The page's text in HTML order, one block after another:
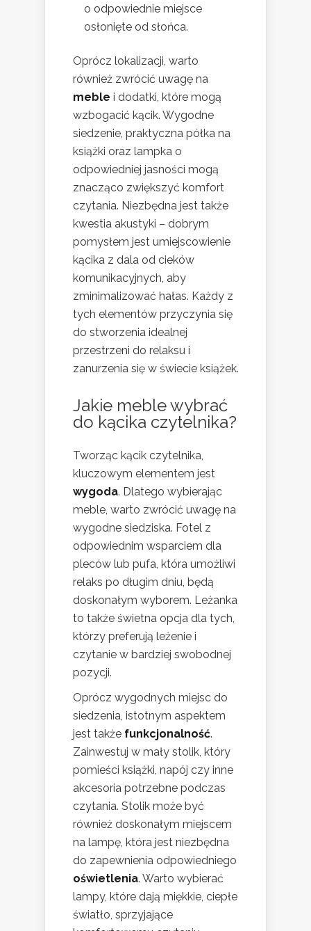
o odpowiednie miejsce
osłonięte od słońca.
Oprócz lokalizacji, warto
również zwrócić uwagę na
meble i dodatki, które mogą
wzbogacić kącik. Wygodne
siedzenie, praktyczna półka na
książki oraz lampka o
odpowiedniej jasności mogą
znacząco zwiększyć komfort
czytania. Niezbędna jest także
kwestia akustyki – dobrym
pomysłem jest umiejscowienie
kącika z dala od cieków
komunikacyjnych, aby
zminimalizować hałas. Każdy z
tych elementów przyczynia się
do stworzenia idealnej
przestrzeni do relaksu i
zanurzenia się w świecie książek.
Jakie meble wybrać
do kącika czytelnika?
Tworząc kącik czytelnika,
kluczowym elementem jest
wygoda. Dlatego wybierając
meble, warto zwrócić uwagę na
wygodne siedziska. Fotel z
odpowiednim wsparciem dla
pleców lub pufa, która umożliwi
relaks po długim dniu, będą
doskonałym wyborem. Leżanka
to także świetna opcja dla tych,
którzy preferują leżenie i
czytanie w bardziej swobodnej
pozycji.
Oprócz wygodnych miejsc do
siedzenia, istotnym aspektem
jest także funkcjonalność.
Zainwestuj w mały stolik, który
pomieści książki, napój czy inne
akcesoria potrzebne podczas
czytania. Stolik może być
również doskonałym miejscem
na lampę, która jest niezbędna
do zapewnienia odpowiedniego
oświetlenia. Warto wybierać
lampy, które dają miękkie, ciepłe
światło, sprzyjające